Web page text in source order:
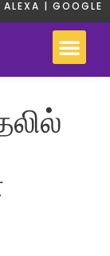
| GOOGLE